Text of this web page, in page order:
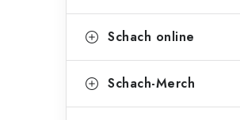
Schach online
Schach-Merch